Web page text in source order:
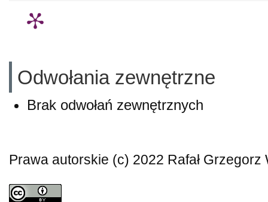
Odwołania zewnętrzne
Brak odwołań zewnętrznych
Prawa autorskie (c) 2022 Rafał Grzegorz